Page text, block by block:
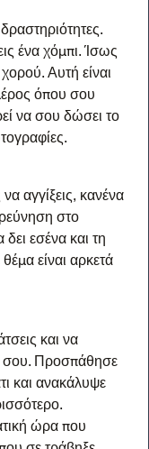
ένα χόμπι. Ίσως
Αυτή είναι
όπου σου
να σου δώσει το
αγγίξεις, κανένα
στο
εσένα και τη
είναι αρκετά
και να
σου. Προσπάθησε
και ανακάλυψε
ώρα που